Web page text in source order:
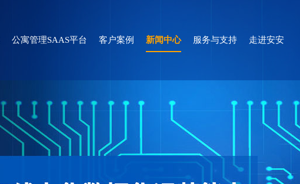
公寓管理SAAS平台 客户案例 新闻中心 服务与支持 走进安安